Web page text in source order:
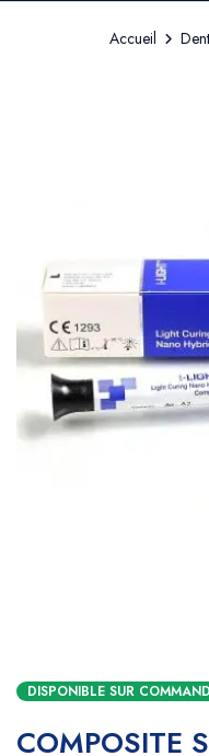
Accueil
DISPONIBLE SUR
COMPOSITE